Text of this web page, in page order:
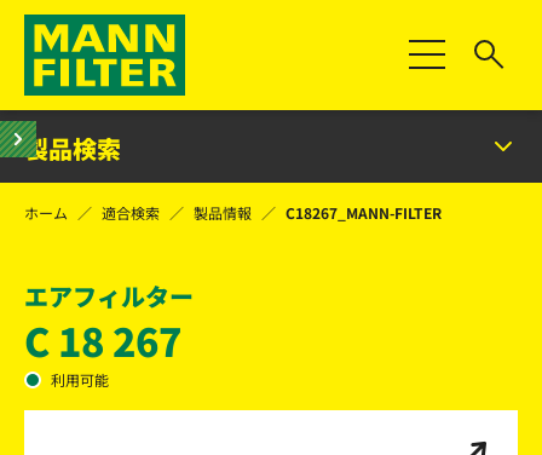
Toggle
製品検索
ホーム 適合検索 製品情報 C18267_MANN-FILTER
エアフィルター
C 18 267
利用可能